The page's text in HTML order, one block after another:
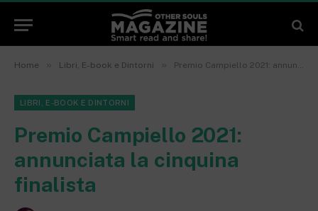
Home » Libri, E-book e Dintorni » Premio Campiello 2021: annunciata la cinquina finalista
LIBRI, E-BOOK E DINTORNI
Premio Campiello 2021:
annunciata la cinquina
finalista